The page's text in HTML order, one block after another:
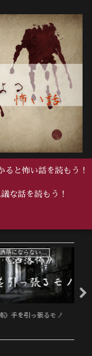
ると怖い話を読もう！
な話を読もう！
死ぬ程洒落にならない怖い話
の夜に来た女性